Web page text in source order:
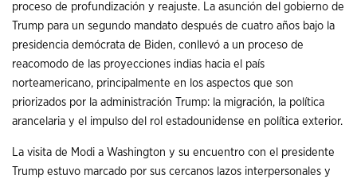
proceso de profundización y reajuste. La asunción del gobierno de
Trump para un segundo mandato después de cuatro años bajo la
presidencia demócrata de Biden, conllevó a un proceso de
reacomodo de las proyecciones indias hacia el país
norteamericano, principalmente en los aspectos que son
priorizados por la administración Trump: la migración, la política
arancelaria y el impulso del rol estadounidense en política exterior.
La visita de Modi a Washington y su encuentro con el presidente
Trump estuvo marcado por sus cercanos lazos interpersonales y